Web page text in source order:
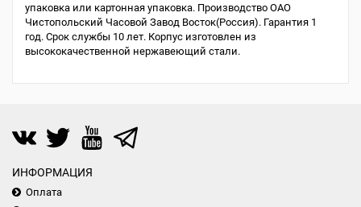
упаковка или картонная упаковка. Производство ОАО
Чистопольский Часовой Завод Восток(Россия). Гарантия 1
год. Срок службы 10 лет. Корпус изготовлен из
высококачественной нержавеющий стали.
ИНФОРМАЦИЯ
Оплата